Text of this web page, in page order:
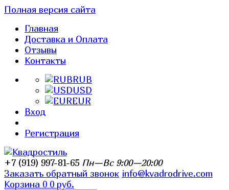
Полная версия сайта
Главная
Доставка и Оплата
Отзывы
Контакты
RUB
USD
EUR
Вход
Регистрация
+7 (919) 997-81-65 Пн—Вс 9:00—20:00
Заказать обратный звонок info@kvadrodrive.com
Корзина 0 0 руб.